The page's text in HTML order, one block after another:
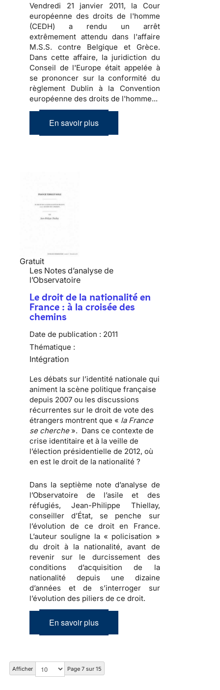
Vendredi 21 janvier 2011, la Cour
européenne des droits de l'homme
(CEDH) a rendu un arrêt
extrêmement attendu dans l'affaire
M.S.S. contre Belgique et Grèce.
Dans cette affaire, la juridiction du
Conseil de l'Europe était appelée à
se prononcer sur la conformité du
règlement Dublin à la Convention
européenne des droits de l'homme...
En savoir plus
Gratuit
Les Notes d’analyse de
l’Observatoire
Le droit de la nationalité en
France : à la croisée des
chemins
Date de publication : 2011
Thématique :
Intégration
Les débats sur l’identité nationale qui
animent la scène politique française
depuis 2007 ou les discussions
récurrentes sur le droit de vote des
étrangers montrent que « la France
se cherche». Dans ce contexte de
crise identitaire et à la veille de
l’élection présidentielle de 2012, où
en est le droit de la nationalité ?
Dans la septième note d’analyse de
l’Observatoire de l’asile et des
réfugiés,Jean-Philippe Thiellay,
conseiller d’État, se penche sur
l’évolution de ce droit en France.
L’auteur souligne la « policisation »
du droit à la nationalité, avant de
revenir sur le durcissement des
conditions d’acquisition de la
nationalité depuis une dizaine
d’années et de s’interroger sur
l’évolution des piliers de ce droit.
En savoir plus
Afficher Page 7 sur 15